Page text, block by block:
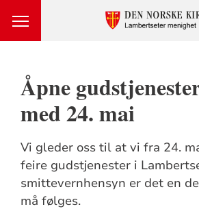
Åpne
med 24. mai
Vi gleder oss til at vi fra 24.
feire gudstjenester i
smittevernhensyn er det en
må følges.